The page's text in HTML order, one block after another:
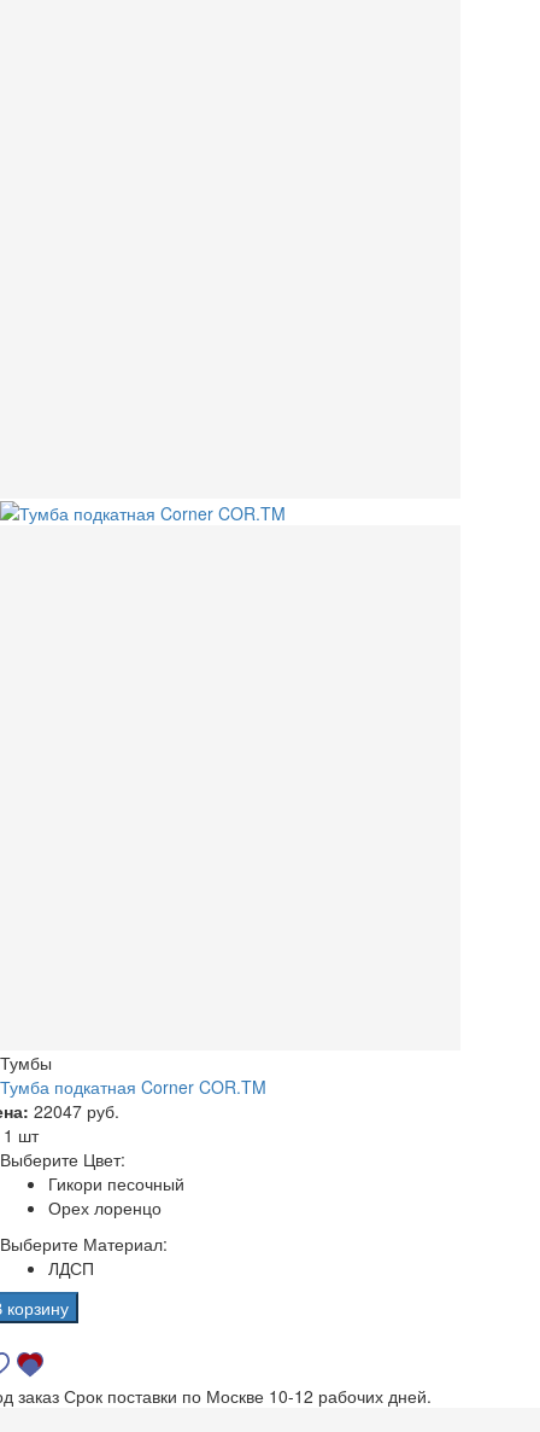
Тумбы
Тумба подкатная Corner COR.TM
22047 руб.
1 шт
Выберите Цвет:
Гикори песочный
Орех лоренцо
Выберите Материал:
ЛДСП
корзину
заказ Срок поставки по Москве 10-12 рабочих дней.